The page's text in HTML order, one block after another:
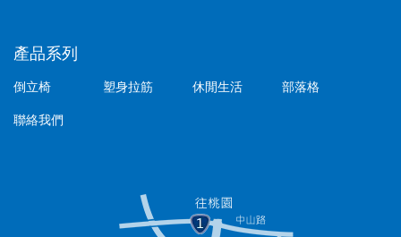
產品系列
倒立椅 塑身拉筋 休閒生活 部落格
聯絡我們